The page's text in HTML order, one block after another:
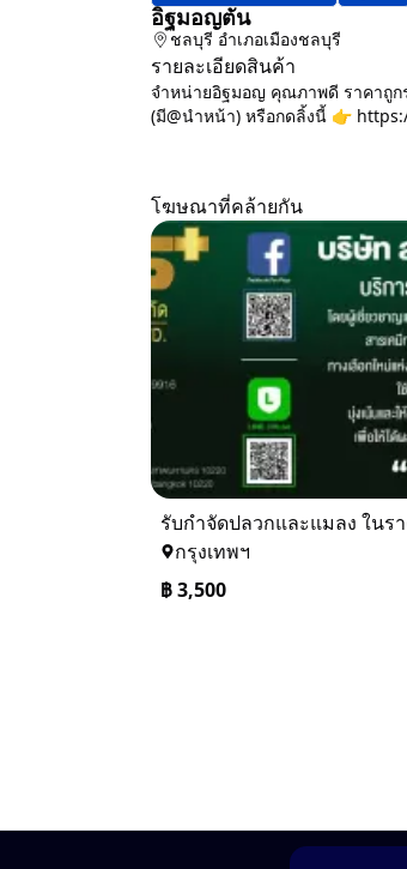
อิฐมอญตัน
ชลบุรี อำเภอเมืองชลบุรี
รายละเอียดสินค้า
จำหน่ายอิฐมอญ คุณภาพดี ราคาถูก
(มี@นำหน้า) หรือกดลิ้งนี้ 👉
โฆษณาที่คล้ายกัน
กรุงเทพฯ
฿3,500